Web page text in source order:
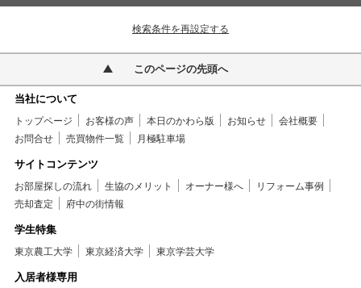
検索条件を再設定する
このページの先頭へ
当社について
トップページ お客様の声 本日のかわら版 お知らせ
会社概要
お問合せ
売買物件一覧 月極駐車場
サイトコンテンツ
お部屋探しの流れ 生協のメリット オーナー様へ
リフォーム事例
売却査定
府中の街情報
学生特集
東京農工大学 東京経済大学 東京学芸大学
入居者様専用